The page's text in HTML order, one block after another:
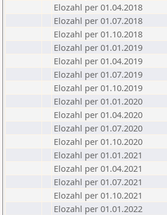
Elozahl per 01.04.2018
Elozahl per 01.07.2018
Elozahl per 01.10.2018
Elozahl per 01.01.2019
Elozahl per 01.04.2019
Elozahl per 01.07.2019
Elozahl per 01.10.2019
Elozahl per 01.01.2020
Elozahl per 01.04.2020
Elozahl per 01.07.2020
Elozahl per 01.10.2020
Elozahl per 01.01.2021
Elozahl per 01.04.2021
Elozahl per 01.07.2021
Elozahl per 01.10.2021
Elozahl per 01.01.2022